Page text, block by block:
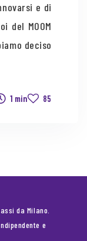
e di
del MOOM
deciso
85
1 min
da Milano.
e